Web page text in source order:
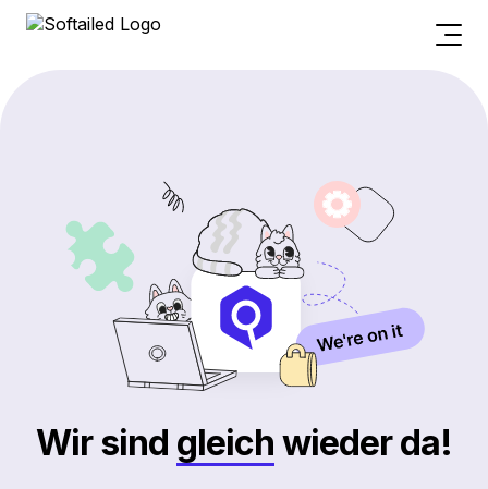
Wir sind gleich wieder da!